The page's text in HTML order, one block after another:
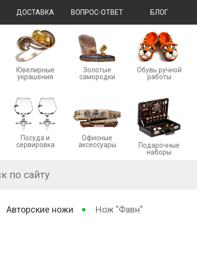
ДОСТАВКА ВОПРОС-ОТВЕТ БЛОГ
Ювелирные
украшения
Золотые
cамородки
Обувь ручной
работы
Посуда и
сервировка
Офисные
аксессуары
Подарочные
наборы
Авторские ножи Нож "Фавн"